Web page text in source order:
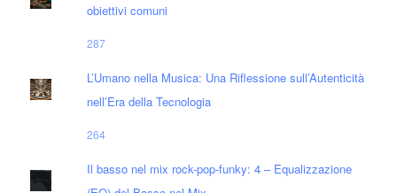
obiettivi comuni
287
L’Umano nella Musica: Una Riflessione sull’Autenticità
nell’Era della Tecnologia
264
Il basso nel mix rock-pop-funky: 4 – Equalizzazione